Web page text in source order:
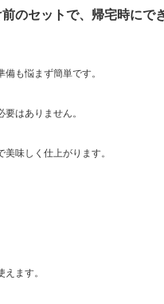
のセットで、帰宅時にで
も悩まず簡単です。
はありません。
味しく仕上がります。
ます。